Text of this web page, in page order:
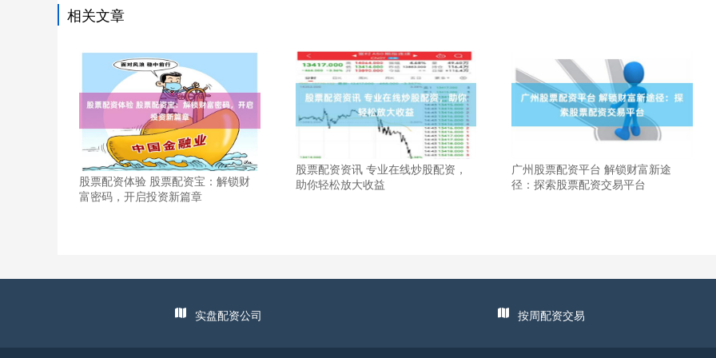
相关文章
股票配资体验 股票配资宝：解锁财
富密码，开启投资新篇章
股票配资资讯 专业在线炒股配资，
助你轻松放大收益
广州股票配资平台 解锁财富新途
径：探索股票配资交易平台
实盘配资公司 按周配资交易